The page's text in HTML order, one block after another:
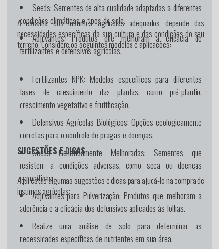
Seeds:Sementes de alta qualidade adaptadas a diferentes
condições climáticas e tipos de solo.
Adjuvantes:Produtos que melhoram a eficácia de
fertilizantes e defensivos agrícolas.
A escolha dos insumos agrícolas adequados depende das
necessidades específicas da sua cultura e das condições do seu
terreno. Considere os seguintes modelos e aplicações:
Fertilizantes NPK: Modelos específicos para diferentes
fases de crescimento das plantas, como pré-plantio,
crescimento vegetativo e frutificação.
Defensivos Agrícolas Biológicos: Opções ecologicamente
corretas para o controle de pragas e doenças.
Seeds Geneticamente Melhoradas: Sementes que
resistem a condições adversas, como seca ou doenças
específicas.
Adjuvantes para Pulverização: Produtos que melhoram a
aderência e a eficácia dos defensivos aplicados às folhas.
SUGESTÕES E DICAS
Aqui estão algumas sugestões e dicas para ajudá-lo na compra de
insumos agrícolas:
Realize uma análise de solo para determinar as
necessidades específicas de nutrientes em sua área.